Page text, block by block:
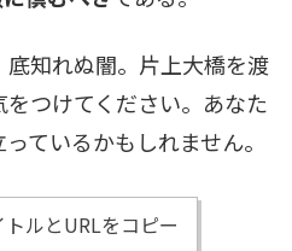
知れぬ闇。片上大橋を渡
つけてください。あなた
ているかもしれません。
ルとURLをコピー